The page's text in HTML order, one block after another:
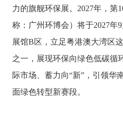
力的旗舰环保展。2027年，第
称：广州环博会）将于2027年
展馆B区，立足粤港澳大湾区
之一，展现环保向绿色低碳循
际市场、蓄力向“新”，引领华
面绿色转型新赛段。